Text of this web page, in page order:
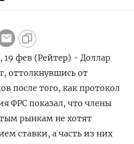
фев (Рейтер) - Доллар
оттолкнувшись от
после того, как протокол
ФРС показал, что члены
рынкам не хотят
ставки, а часть из них